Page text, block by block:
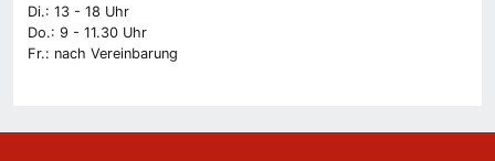
Di.: 13 - 18 Uhr
Do.: 9 - 11.30 Uhr
Fr.: nach Vereinbarung